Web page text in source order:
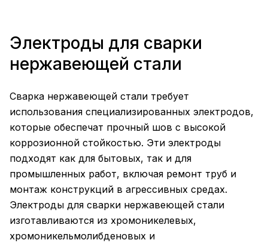
Электроды для сварки
нержавеющей стали
Сварка нержавеющей стали требует
использования специализированных электродов,
которые обеспечат прочный шов с высокой
коррозионной стойкостью. Эти электроды
подходят как для бытовых, так и для
промышленных работ, включая ремонт труб и
монтаж конструкций в агрессивных средах.
Электроды для сварки нержавеющей стали
изготавливаются из хромоникелевых,
хромоникельмолибденовых и